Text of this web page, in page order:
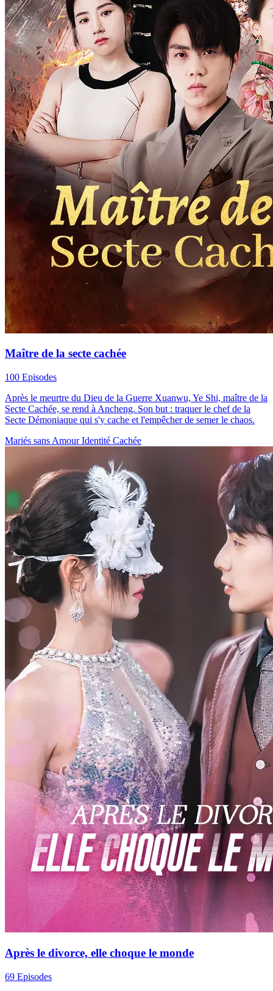
Maître de la secte cachée
100 Episodes
Après le meurtre du Dieu de la Guerre Xuanwu, Ye Shi, maître de la
Secte Cachée, se rend à Ancheng. Son but : traquer le chef de la
Secte Démoniaque qui s'y cache et l'empêcher de semer le chaos.
Mariés sans AmourIdentité Cachée
Après le divorce, elle choque le monde
69 Episodes